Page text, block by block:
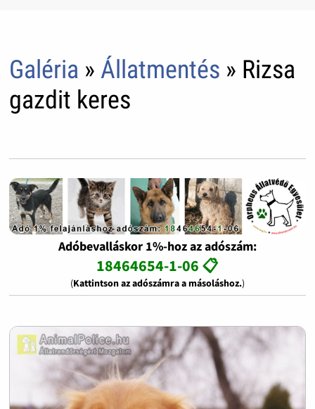
Galéria » Állatmentés » Rizsa
gazdit keres
Adóbevalláskor 1%-hoz az adószám:
18464654-1-06 📋
(Kattintson az adószámra a másoláshoz.)